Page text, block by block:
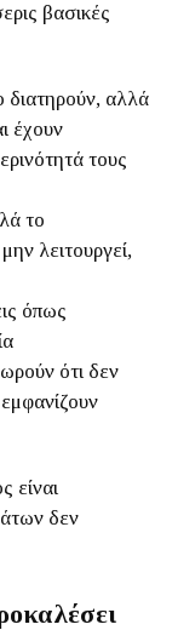
βασικές
διατηρούν, αλλά
έχουν
τους
το
λειτουργεί,
όπως
ότι δεν
είναι
δεν